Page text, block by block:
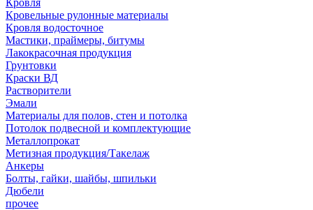
Кровля
Кровельные рулонные материалы
Кровля водосточное
Мастики, праймеры, битумы
Лакокрасочная продукция
Грунтовки
Краски ВД
Растворители
Эмали
Материалы для полов, стен и потолка
Потолок подвесной и комплектующие
Металлопрокат
Метизная продукция/Такелаж
Анкеры
Болты, гайки, шайбы, шпильки
Дюбели
прочее